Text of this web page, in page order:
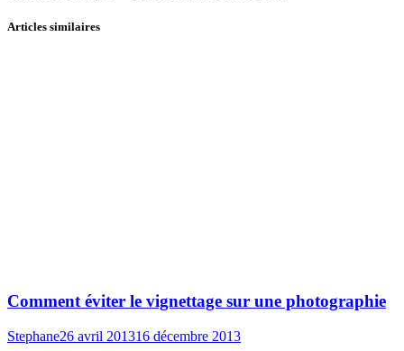
Articles similaires
Comment éviter le vignettage sur une photographie
Stephane26 avril 201316 décembre 2013